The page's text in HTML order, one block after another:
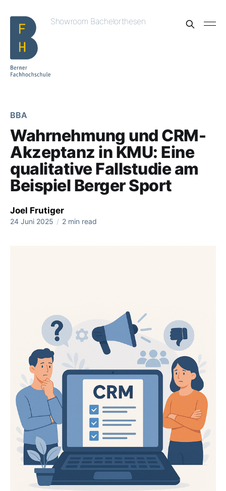
Showroom Bachelorthesen
BBA
Wahrnehmung und CRM-
Akzeptanz in KMU: Eine
qualitative Fallstudie am
Beispiel Berger Sport
Joel Frutiger
24 Juni 2025 / 2 min read